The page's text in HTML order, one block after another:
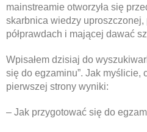
mainstreamie otworzyła się
skarbnica wiedzy
półprawdach i mającej dawać
Wpisałem dzisiaj do
się do egzaminu”. Jak myślicie,
pierwszej strony wyniki:
– Jak przygotować się do